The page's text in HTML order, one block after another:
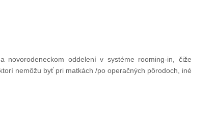
novorodeneckom oddelení v systéme rooming-in, čiže
nemôžu byť pri matkách /po operačných pôrodoch, iné